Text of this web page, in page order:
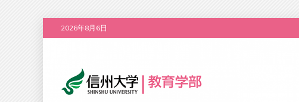
to
2026年8月6日